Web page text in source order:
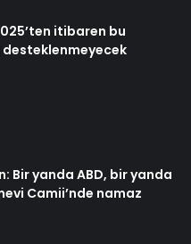
itibaren bu
Bir yanda ABD, bir yanda
Camii’nde namaz